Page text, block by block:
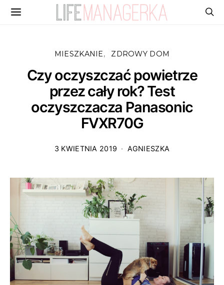
MIESZKANIE ZDROWY DOM
Czy oczyszczać powietrze
przez cały rok? Test
oczyszczacza Panasonic
FVXR70G
3 KWIETNIA 2019 AGNIESZKA